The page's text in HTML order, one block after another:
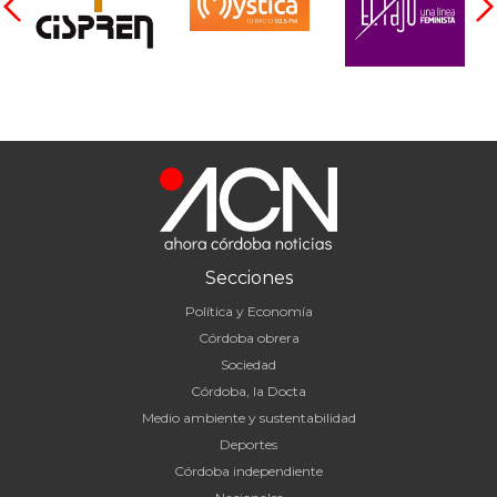
Secciones
Política y Economía
Córdoba obrera
Sociedad
Córdoba, la Docta
Medio ambiente y sustentabilidad
Deportes
Córdoba independiente